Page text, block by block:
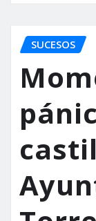
SUCESOS